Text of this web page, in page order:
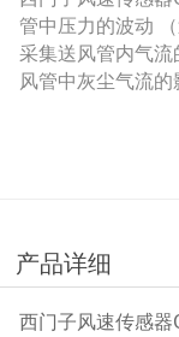
管中压力的波动
采集送风管内气
风管中灰尘气流的
产品详细
西门子风速传感器